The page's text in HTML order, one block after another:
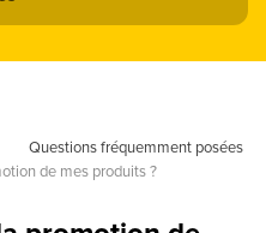
Questions fréquemment posées
de mes produits ?